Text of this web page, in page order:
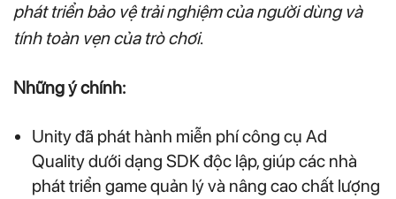
phát triển bảo vệ trải nghiệm của người dùng và
tính toàn vẹn của trò chơi.
Những ý chính:
Unity đã phát hành miễn phí công cụ Ad
Quality dưới dạng SDK độc lập, giúp các nhà
phát triển game quản lý và nâng cao chất lượng